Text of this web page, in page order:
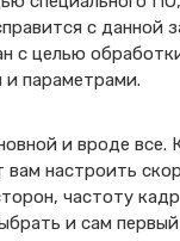
с данной
с целью
и параметрами.
и вроде все.
настроить
частоту
и сам первый